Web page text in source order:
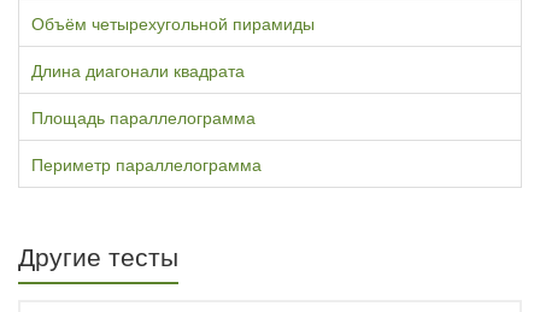
Объём четырехугольной пирамиды
Длина диагонали квадрата
Площадь параллелограмма
Периметр параллелограмма
Другие тесты